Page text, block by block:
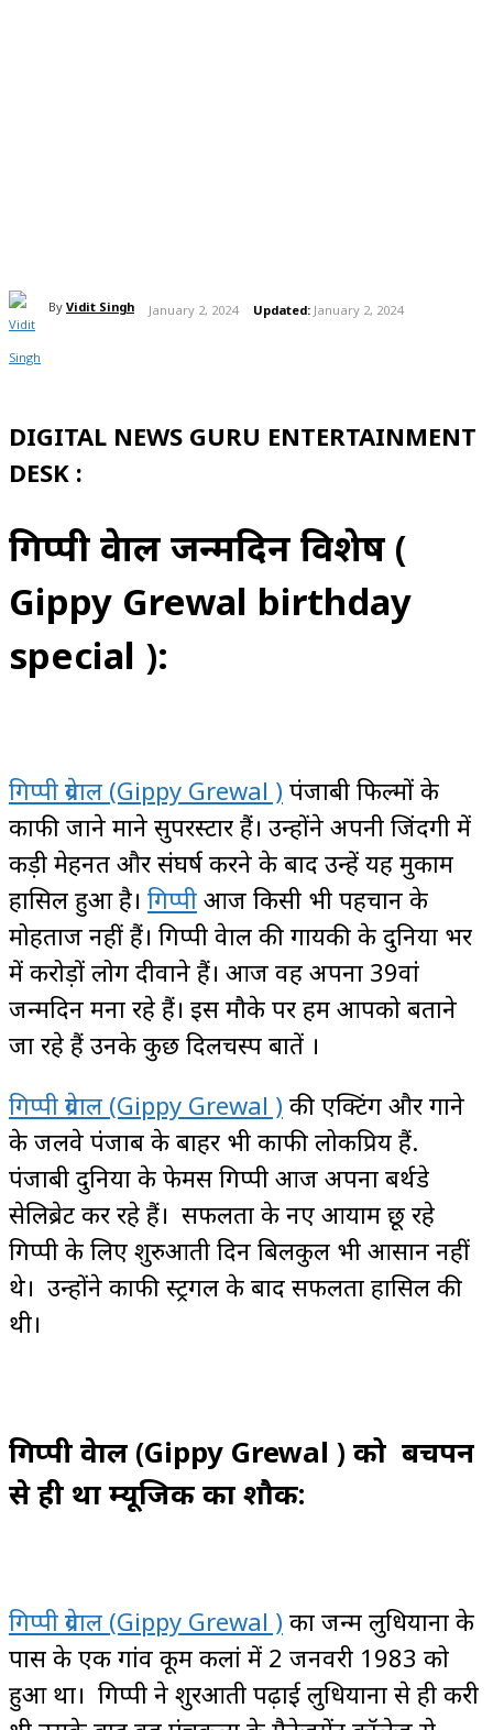
By Vidit Singh January 2, 2024 Updated: January 2, 2024
DIGITAL NEWS GURU ENTERTAINMENT
DESK :
गिप्पी ग्रेवाल जन्मदिन विशेष (
Gippy Grewal birthday
special ):
गिप्पी ग्रेवाल (Gippy Grewal ) पंजाबी फिल्मों के
काफी जाने माने सुपरस्टार हैं। उन्होंने अपनी जिंदगी में
कड़ी मेहनत और संघर्ष करने के बाद उन्हें यह मुकाम
हासिल हुआ है। गिप्पी आज किसी भी पहचान के
मोहताज नहीं हैं। गिप्पी ग्रेवाल की गायकी के दुनिया भर
में करोड़ों लोग दीवाने हैं। आज वह अपना 39वां
जन्मदिन मना रहे हैं। इस मौके पर हम आपको बताने
जा रहे हैं उनके कुछ दिलचस्प बातें ।
गिप्पी ग्रेवाल (Gippy Grewal ) की एक्टिंग और गाने
के जलवे पंजाब के बाहर भी काफी लोकप्रिय हैं.
पंजाबी दुनिया के फेमस गिप्पी आज अपना बर्थडे
सेलिब्रेट कर रहे हैं। सफलता के नए आयाम छू रहे
गिप्पी के लिए शुरुआती दिन बिलकुल भी आसान नहीं
थे। उन्होंने काफी स्ट्रगल के बाद सफलता हासिल की
थी।
गिप्पी ग्रेवाल (Gippy Grewal ) को बचपन
से ही था म्यूजिक का शौक:
गिप्पी ग्रेवाल (Gippy Grewal ) का जन्म लुधियाना के
पास के एक गांव कूम कलां में 2 जनवरी 1983 को
हुआ था। गिप्पी ने शुरआती पढ़ाई लुधियाना से ही करी